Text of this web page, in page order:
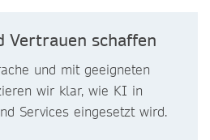
Vertrauen schaffen
und mit geeigneten
wir klar, wie KI in
Services eingesetzt wird.